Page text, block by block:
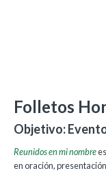
Folletos
Objetivo:
Reunidos en mi nombre
en oración,